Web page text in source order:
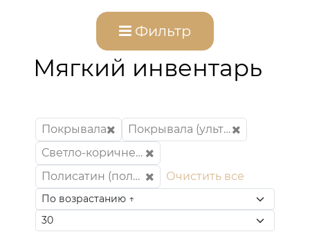
Фильтр
Мягкий инвентарь
Покрывала
Покрывала (ультрастеп)
Светло-коричневый
Полисатин (полиэстер 100%)
Очистить все